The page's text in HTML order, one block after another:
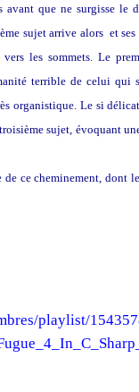
que ne surgisse le
sujet arrive alors et ses
les sommets. Le
terrible de celui qui
organistique. Le si
sujet, évoquant
ce cheminement, dont
playlist/